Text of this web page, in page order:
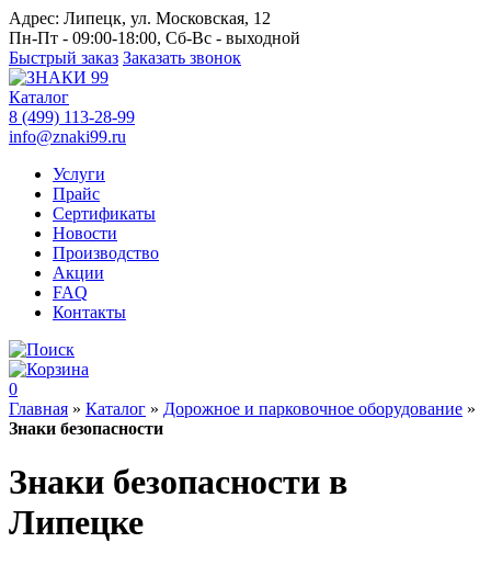
Адрес: Липецк, ул. Московская, 12
Пн-Пт - 09:00-18:00, Сб-Вс - выходной
Быстрый заказ Заказать звонок
Каталог
8 (499) 113-28-99
info@znaki99.ru
Услуги
Прайс
Сертификаты
Новости
Производство
Акции
FAQ
Контакты
0
Главная » Каталог » Дорожное и парковочное оборудование »
Знаки безопасности
Знаки безопасности в
Липецке